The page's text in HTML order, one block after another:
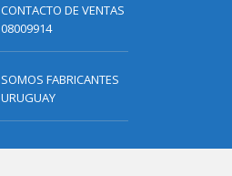
CONTACTO DE VENTAS
08009914
SOMOS FABRICANTES
URUGUAY